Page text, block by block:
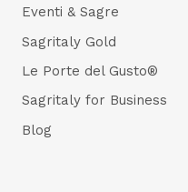
Eventi & Sagre
Sagritaly Gold
Le Porte del Gusto®
Sagritaly for Business
Blog